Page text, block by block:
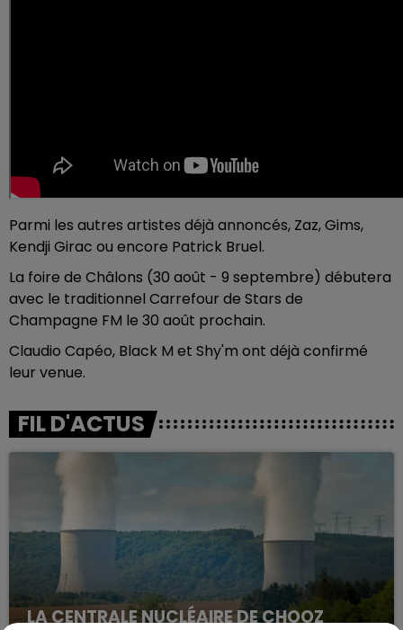
Parmi les autres artistes déjà annoncés, Zaz, Gims,
Kendji Girac ou encore Patrick Bruel.
La foire de Châlons (30 août - 9 septembre) débutera
avec le traditionnel Carrefour de Stars de
Champagne FM le 30 août prochain.
Claudio Capéo, Black M et Shy'm ont déjà confirmé
leur venue.
FIL D'ACTUS
LA CENTRALE NUCLÉAIRE DE CHOOZ